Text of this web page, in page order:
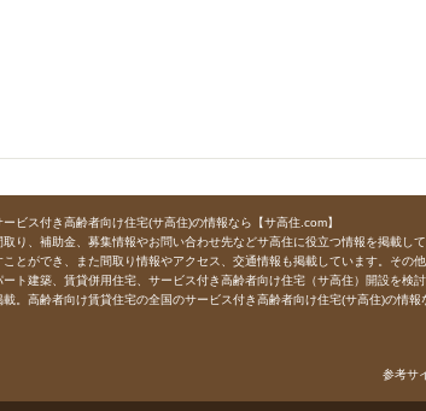
ービス付き高齢者向け住宅(サ高住)の情報なら【サ高住.com】
取り、補助金、募集情報やお問い合わせ先などサ高住に役立つ情報を掲載し
ことができ、また間取り情報やアクセス、交通情報も掲載しています。その
ート建築、賃貸併用住宅、サービス付き高齢者向け住宅（サ高住）開設を検
載。高齢者向け賃貸住宅の全国のサービス付き高齢者向け住宅(サ高住)の情報
参考サ